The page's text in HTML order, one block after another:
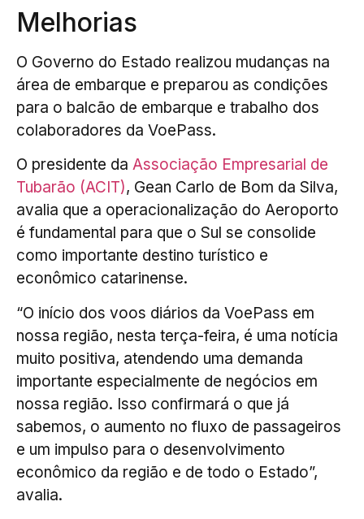
Melhorias
O Governo do Estado realizou mudanças na
área de embarque e preparou as condições
para o balcão de embarque e trabalho dos
colaboradores da VoePass.
O presidente da Associação Empresarial de
Tubarão (ACIT), Gean Carlo de Bom da Silva,
avalia que a operacionalização do Aeroporto
é fundamental para que o Sul se consolide
como importante destino turístico e
econômico catarinense.
“O início dos voos diários da VoePass em
nossa região, nesta terça-feira, é uma notícia
muito positiva, atendendo uma demanda
importante especialmente de negócios em
nossa região. Isso confirmará o que já
sabemos, o aumento no fluxo de passageiros
e um impulso para o desenvolvimento
econômico da região e de todo o Estado”,
avalia.